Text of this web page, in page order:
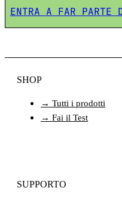
ENTRA A FAR PARTE
SHOP
→ Tutti i prodotti
→ Fai il Test
SUPPORTO